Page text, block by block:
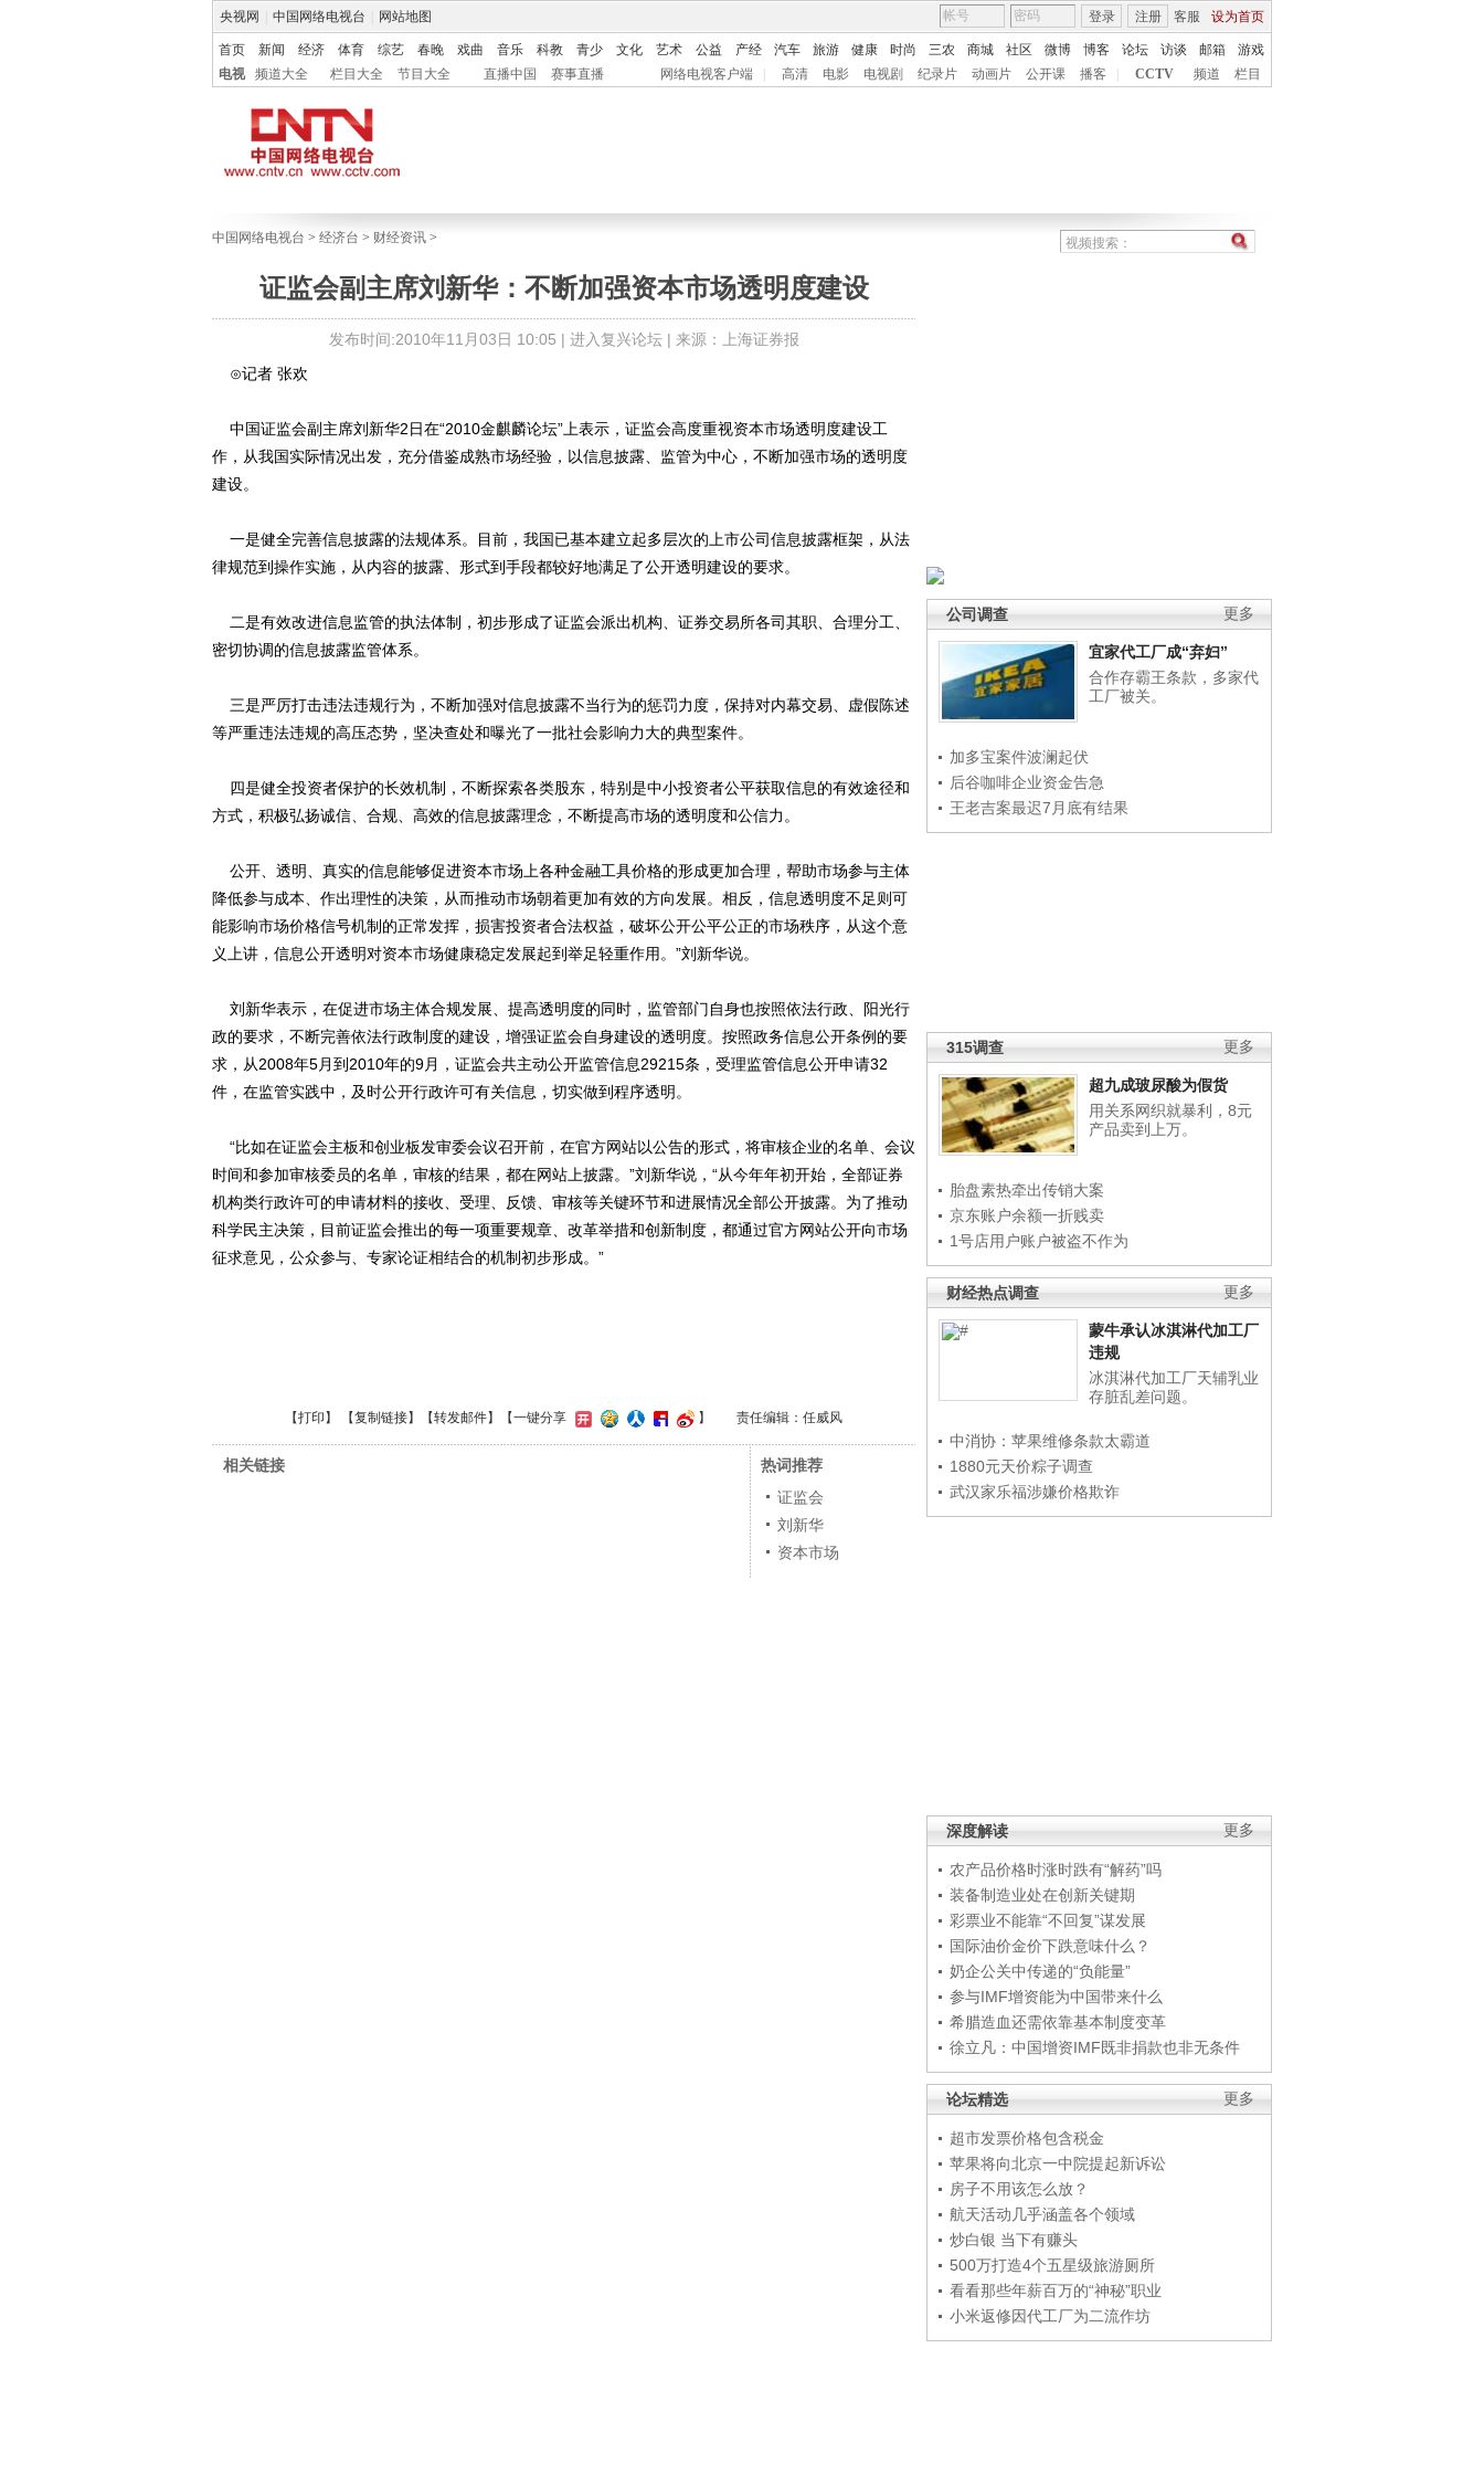
央视网 中国网络电视台 网站地图 客服 设为首页
登录 注册
首页 新闻 经济 体育 综艺 春晚 戏曲 音乐 科教 青少 文化 艺术 公益 产经 汽车 旅游 健康 时尚 三农 商城 社区 微博 博客 论坛 访谈 邮箱
游戏
电视
频道大全 栏目大全 节目大全 直播中国 赛事直播 网络电视客户端 高清 电影 电视剧 纪录片 动画片 公开课 播客 CCTV 频道 栏目
中国网络电视台 > 经济台 > 财经资讯 >
证监会副主席刘新华：不断加强资本市场透明度建设
发布时间:2010年11月03日 10:05 | 进入复兴论坛| 来源：上海证券报
更多
公司调查
宜家代工厂成“弃妇”
合作存霸王条款，多家代
工厂被关。
加多宝案件波澜起伏
后谷咖啡企业资金告急
王老吉案最迟7月底有结果
更多
315调查
超九成玻尿酸为假货
用关系网织就暴利，8元
产品卖到上万。
胎盘素热牵出传销大案
京东账户余额一折贱卖
1号店用户账户被盗不作为
更多
财经热点调查
蒙牛承认冰淇淋代加工厂
违规
冰淇淋代加工厂天辅乳业
存脏乱差问题。
中消协：苹果维修条款太霸道
1880元天价粽子调查
武汉家乐福涉嫌价格欺诈
更多
深度解读
农产品价格时涨时跌有“解药”吗
装备制造业处在创新关键期
彩票业不能靠“不回复”谋发展
国际油价金价下跌意味什么？
奶企公关中传递的“负能量”
参与IMF增资能为中国带来什么
希腊造血还需依靠基本制度变革
徐立凡：中国增资IMF既非捐款也非无条件
更多
论坛精选
超市发票价格包含税金
苹果将向北京一中院提起新诉讼
房子不用该怎么放？
航天活动几乎涵盖各个领域
炒白银 当下有赚头
500万打造4个五星级旅游厕所
看看那些年薪百万的“神秘”职业
小米返修因代工厂为二流作坊
⊙记者 张欢
中国证监会副主席刘新华2日在“2010金麒麟论坛”上表示，证监会高度重视资本市场透明度建设工
作，从我国实际情况出发，充分借鉴成熟市场经验，以信息披露、监管为中心，不断加强市场的透明度
建设。
一是健全完善信息披露的法规体系。目前，我国已基本建立起多层次的上市公司信息披露框架，从法
律规范到操作实施，从内容的披露、形式到手段都较好地满足了公开透明建设的要求。
二是有效改进信息监管的执法体制，初步形成了证监会派出机构、证券交易所各司其职、合理分工、
密切协调的信息披露监管体系。
三是严厉打击违法违规行为，不断加强对信息披露不当行为的惩罚力度，保持对内幕交易、虚假陈述
等严重违法违规的高压态势，坚决查处和曝光了一批社会影响力大的典型案件。
四是健全投资者保护的长效机制，不断探索各类股东，特别是中小投资者公平获取信息的有效途径和
方式，积极弘扬诚信、合规、高效的信息披露理念，不断提高市场的透明度和公信力。
公开、透明、真实的信息能够促进资本市场上各种金融工具价格的形成更加合理，帮助市场参与主体
降低参与成本、作出理性的决策，从而推动市场朝着更加有效的方向发展。相反，信息透明度不足则可
能影响市场价格信号机制的正常发挥，损害投资者合法权益，破坏公开公平公正的市场秩序，从这个意
义上讲，信息公开透明对资本市场健康稳定发展起到举足轻重作用。”刘新华说。
刘新华表示，在促进市场主体合规发展、提高透明度的同时，监管部门自身也按照依法行政、阳光行
政的要求，不断完善依法行政制度的建设，增强证监会自身建设的透明度。按照政务信息公开条例的要
求，从2008年5月到2010年的9月，证监会共主动公开监管信息29215条，受理监管信息公开申请32
件，在监管实践中，及时公开行政许可有关信息，切实做到程序透明。
“比如在证监会主板和创业板发审委会议召开前，在官方网站以公告的形式，将审核企业的名单、会议
时间和参加审核委员的名单，审核的结果，都在网站上披露。”刘新华说，“从今年年初开始，全部证券
机构类行政许可的申请材料的接收、受理、反馈、审核等关键环节和进展情况全部公开披露。为了推动
科学民主决策，目前证监会推出的每一项重要规章、改革举措和创新制度，都通过官方网站公开向市场
征求意见，公众参与、专家论证相结合的机制初步形成。”
【打印 】 【复制链接】【转发邮件】 【一键分享 】 责任编辑：任威风
相关链接
热词推荐
证监会
刘新华
资本市场